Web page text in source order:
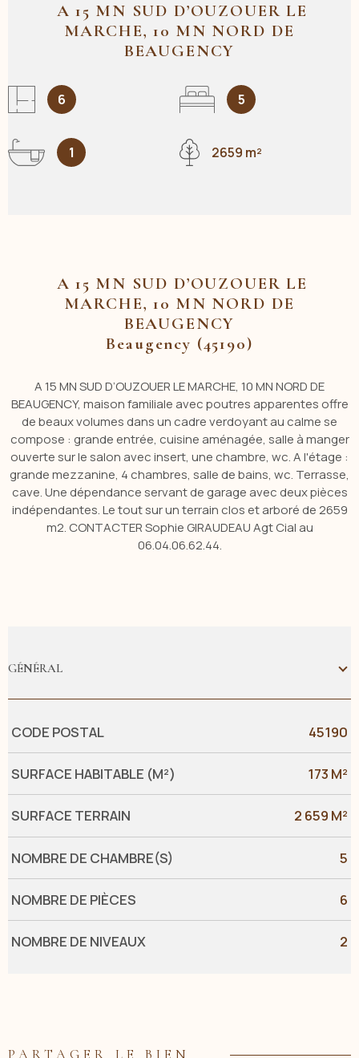
A 15 MN SUD D’OUZOUER LE
MARCHE, 10 MN NORD DE
BEAUGENCY
6 5
1 2659 m²
A 15 MN SUD D’OUZOUER LE
MARCHE, 10 MN NORD DE
BEAUGENCY
Beaugency (45190)
A 15 MN SUD D’OUZOUER LE MARCHE, 10 MN NORD DE
BEAUGENCY, maison familiale avec poutres apparentes offre
de beaux volumes dans un cadre verdoyant au calme se
compose : grande entrée, cuisine aménagée, salle à manger
ouverte sur le salon avec insert, une chambre, wc. A l'étage :
grande mezzanine, 4 chambres, salle de bains, wc. Terrasse,
cave. Une dépendance servant de garage avec deux pièces
indépendantes. Le tout sur un terrain clos et arboré de 2659
m2. CONTACTER Sophie GIRAUDEAU Agt Cial au
06.04.06.62.44.
GÉNÉRAL
Caractérisque Valeurs
CODE POSTAL 45190
SURFACE HABITABLE (M²) 173 M²
SURFACE TERRAIN 2 659 M²
NOMBRE DE CHAMBRE(S) 5
NOMBRE DE PIÈCES 6
NOMBRE DE NIVEAUX 2
PARTAGER LE BIEN